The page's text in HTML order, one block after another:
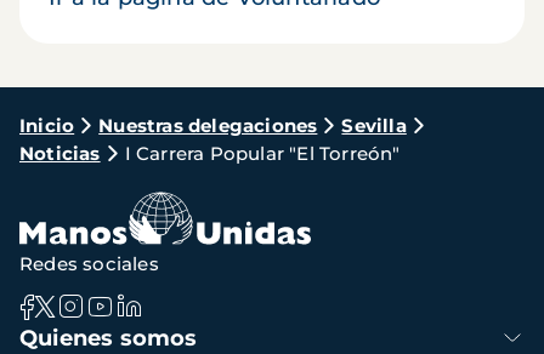
Ruta
de
navegación
Inicio Nuestras delegaciones
Sevilla
Noticias
I Carrera Popular "El Torreón"
Navegación
Quienes somos
Redes sociales